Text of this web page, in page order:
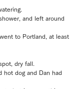
and left around
to Portland, at least
dry fall.
hot dog and Dan had